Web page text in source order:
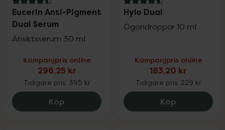
Q+A & Umberto Giannini
RefectoCil 15%
Rosenserien & Sweden Eco 25%
4.5 av 5 i omdöme
Eucerin Anti-Pigment
Dual Serum
Ansiktsserum 30 ml
Kampanjpris online
296,25 kr
Tidigare pris: 395 kr
Köp Eucerin Anti-Pigment Dual Serum,
4.6 av 5 i omdöme
Hylo Dual
Ögondroppar 10 ml
Kampanjpris online
183,20 kr
Tidigare pris: 229 kr
Köp Hylo Dual,